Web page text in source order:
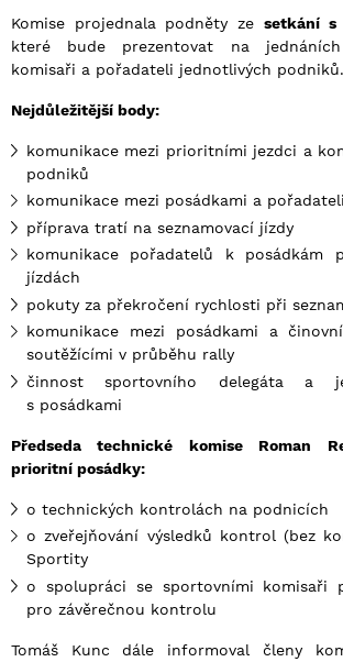
Komise projednala podněty ze setkání s
které bude prezentovat na
komisaři a pořadateli jednotlivých podniků.
Nejdůležitější body:
komunikace mezi prioritními jezdci a
podniků
komunikace mezi posádkami a
příprava tratí na seznamovací jízdy
komunikace pořadatelů k posádkám
jízdách
pokuty za překročení rychlosti při
komunikace mezi posádkami a
soutěžícími v průběhu rally
činnost sportovního delegáta a
s posádkami
Předseda technické komise Roman
prioritní posádky:
o technických kontrolách na podnicích
o zveřejňování výsledků kontrol (bez
Sportity
o spolupráci se sportovními komisaři
pro závěrečnou kontrolu
Tomáš Kunc dále informoval členy